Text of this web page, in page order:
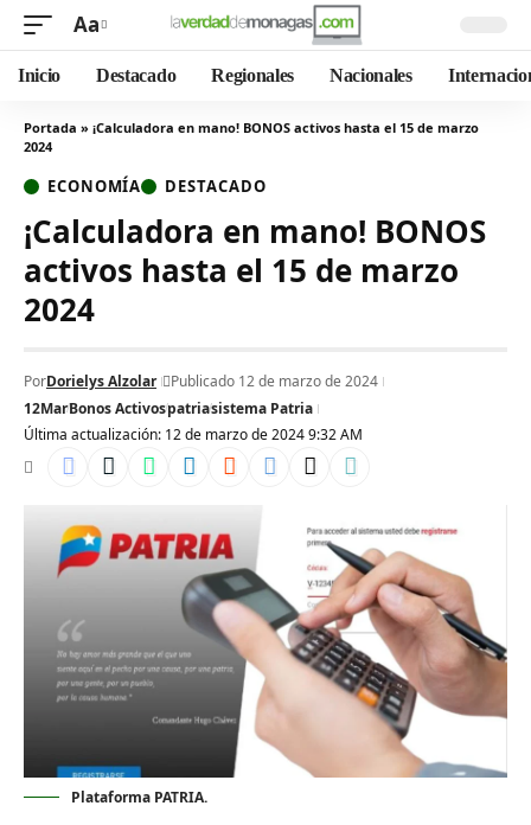
Aa
Inicio Destacado Regionales Nacionales
Portada » ¡Calculadora en mano! BONOS activos hasta el 15 de marzo
2024
ECONOMÍA DESTACADO
¡Calculadora en mano! BONOS
activos hasta el 15 de marzo
2024
Última actualización: 12 de marzo de 2024 9:32 AM
PorDorielys Alzolar
Publicado 12 de marzo de 2024
12MarBonos Activospatriasistema Patria
Plataforma PATRIA.